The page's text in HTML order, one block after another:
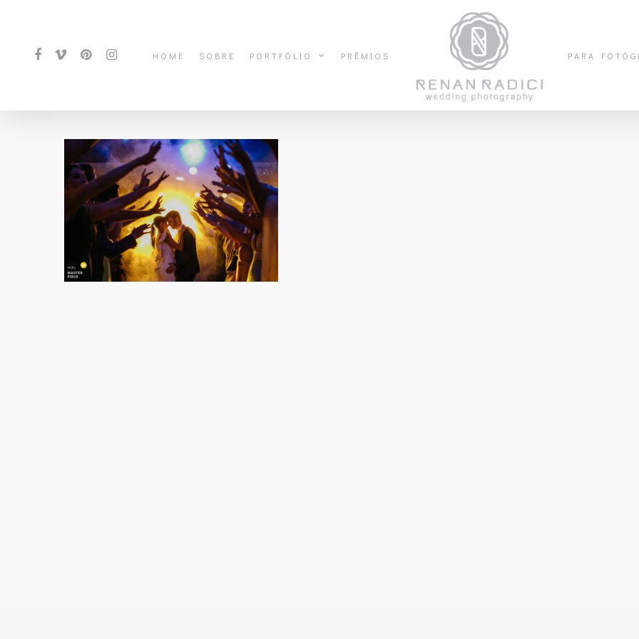
HOME SOBRE PORTFÓLIO PRÊMIOS PARA